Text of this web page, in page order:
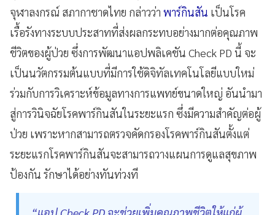
จุฬาลงกรณ์ สภากาชาดไทย กล่าวว่า พาร์กินสัน เป็นโรค
เรื้อรังทางระบบประสาทที่ส่งผลกระทบอย่างมากต่อคุณภาพ
ชีวิตของผู้ป่วย ซึ่งการพัฒนาแอปพลิเคชัน Check PD นี้ จะ
เป็นนวัตกรรมต้นแบบที่มีการใช้ดิจิทัลเทคโนโลยีแบบใหม่
ร่วมกับการวิเคราะห์ข้อมูลทางการแพทย์ขนาดใหญ่ อันนำมา
สู่การวินิจฉัยโรคพาร์กินสันในระยะแรก ซึ่งมีความสำคัญต่อผู้
ป่วย เพราะหากสามารถตรวจคัดกรองโรคพาร์กินสันตั้งแต่
ระยะแรกโรคพาร์กินสันจะสามารถวางแผนการดูแลสุขภาพ
ป้องกัน รักษาได้อย่างทันท่วงที